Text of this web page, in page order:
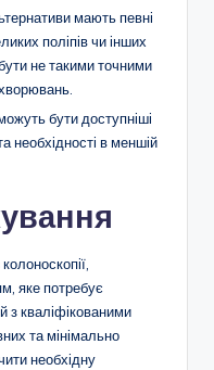
мають певні
поліпів чи інших
не такими точними
бути доступніші
необхідності в меншій
яке потребує
з кваліфікованими
та мінімально
необхідну